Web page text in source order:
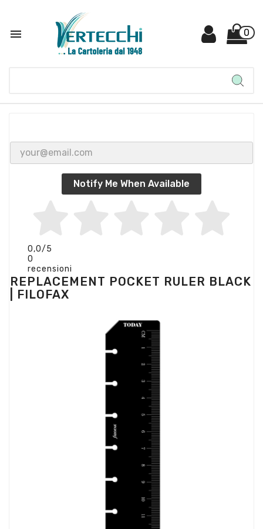
 0
Notify Me When Available
0,0/5
0
recensioni
REPLACEMENT POCKET RULER BLACK
| FILOFAX